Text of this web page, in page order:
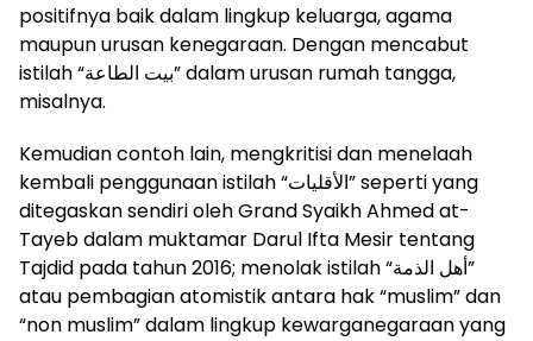
positifnya baik dalam lingkup keluarga, agama
maupun urusan kenegaraan. Dengan mencabut
istilah “بيت الطاعة” dalam urusan rumah tangga,
misalnya.
Kemudian contoh lain, mengkritisi dan menelaah
kembali penggunaan istilah “الأقليات” seperti yang
ditegaskan sendiri oleh Grand Syaikh Ahmed at-
Tayeb dalam muktamar Darul Ifta Mesir tentang
Tajdid pada tahun 2016; menolak istilah “أهل الذمة”
atau pembagian atomistik antara hak “muslim” dan
“non muslim” dalam lingkup kewarganegaraan yang